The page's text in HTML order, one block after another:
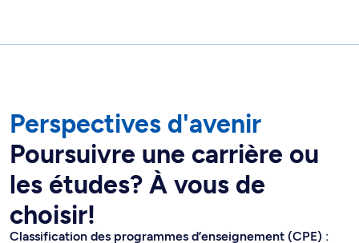
Perspectives d'avenir
Poursuivre une carrière ou
les études? À vous de
choisir!
Classification des programmes d’enseignement (CPE) :